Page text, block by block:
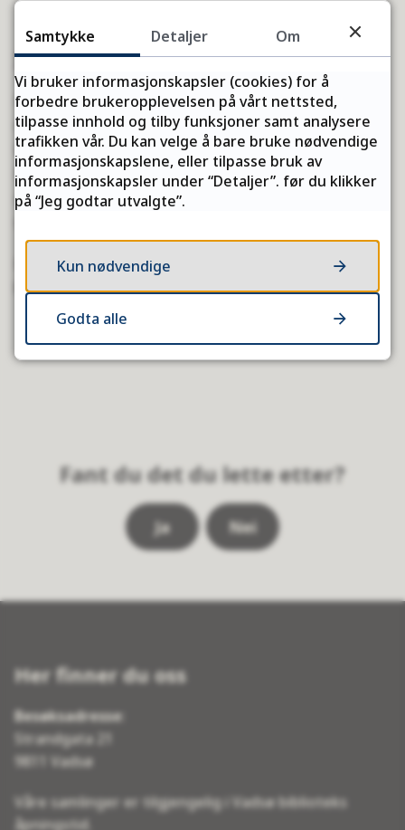
Info om kampanjen
Deltakere fyller ut og sender inn
digitalt lesekjema og blir hver måned med i
trekningen av et festivalpass til Finnlitt 26.
Deltakerne får tilgang til nettsiden og digitalt
skjema ved å scanne qr-kode på plakaten, eller
Bilde av plakaten som dere kan laste ned og
henge opp!
Fant du det du lette etter?
Ja Nei
Her finner du oss
Besøksadresse
Strandgata 21
9811 Vadsø
Våre samlinger er tilgjengelig i Vadsø biblioteks
åpningstid.
Samtykke Detaljer Om
Vi bruker informasjonskapsler (cookies) for å
forbedre brukeropplevelsen på vårt nettsted,
tilpasse innhold og tilby funksjoner samt analysere
trafikken vår. Du kan velge å bare bruke nødvendige
informasjonskapslene, eller tilpasse bruk av
informasjonskapsler under “Detaljer”. før du klikker
på “Jeg godtar utvalgte”.
Kun nødvendige
Godta alle